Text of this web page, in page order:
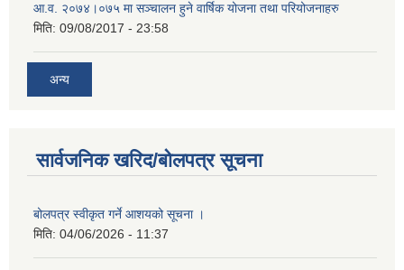
आ.व. २०७४।०७५ मा सञ्चालन हुने वार्षिक योजना तथा परियोजनाहरु
मिति: 09/08/2017 - 23:58
अन्य
सार्वजनिक खरिद/बोलपत्र सूचना
बोलपत्र स्वीकृत गर्ने आशयको सूचना ।
मिति: 04/06/2026 - 11:37